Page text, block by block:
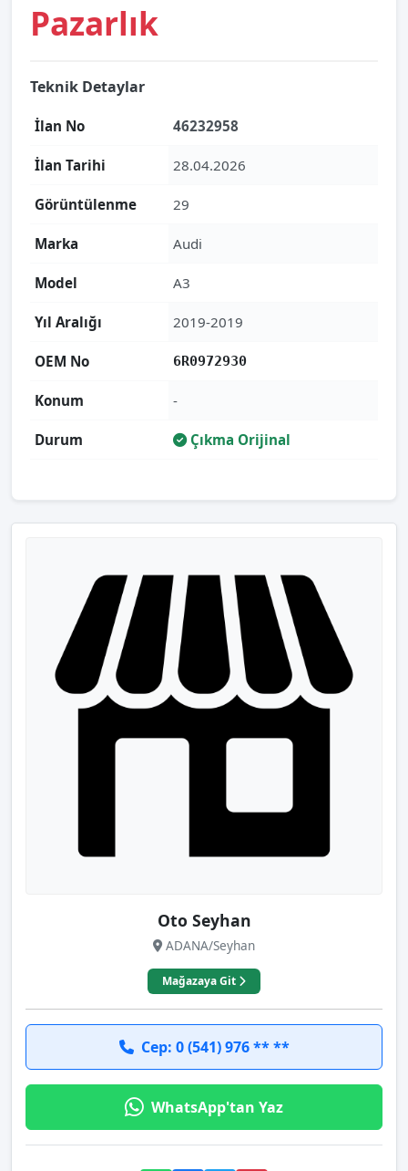
Pazarlık
Teknik Detaylar
İlan No 46232958
İlan Tarihi 28.04.2026
Görüntülenme 29
Marka Audi
Model A3
Yıl Aralığı 2019-2019
OEM No 6R0972930
Konum -
Durum Çıkma Orijinal
Oto Seyhan
ADANA/Seyhan
Mağazaya Git
Cep: 0 (541) 976 ** **
WhatsApp'tan Yaz